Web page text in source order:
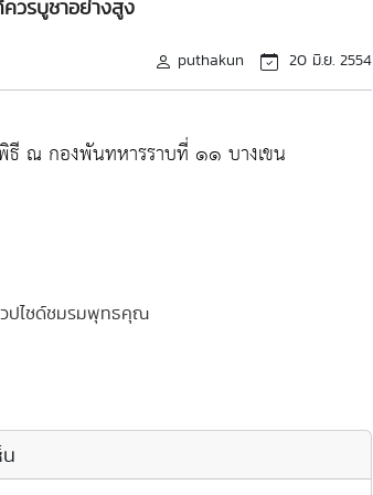
วรบูชาอย่างสูง
puthakun 20 มิ.ย. 2554
ธี ณ กองพันทหารราบที่ ๑๑ บางเขน
วปไซด์ชมรมพุทธคุณ